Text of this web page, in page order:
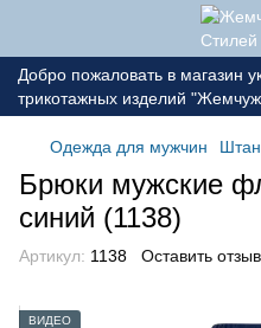
Добро пожаловать в магазин
трикотажных изделий
Одежда для мужчин
Брюки мужские
синий (1138)
Артикул: 1138 Оставить отзыв
ВИДЕО